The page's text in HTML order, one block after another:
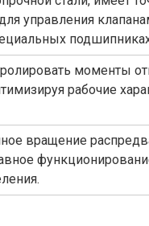
управления
моменты
рабочие
вращение